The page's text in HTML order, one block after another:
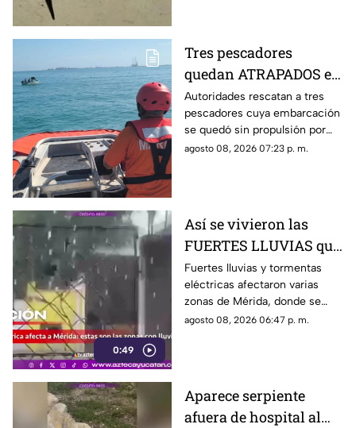
Tres pescadores
quedan ATRAPADOS en
altamar tras falla
mecánica; esto pasó al
final
Autoridades rescatan a tres
pescadores cuya embarcación
se quedó sin propulsión por
una falla mecánica cerca de la
agosto 08, 2026 07:23 p. m.
0:49
Así se vivieron las
FUERTES LLUVIAS que
azotaron Mérida este
sábado 8 de agosto
Fuertes lluvias y tormentas
eléctricas afectaron varias
zonas de Mérida, donde se
reportan rayos, viento y
agosto 08, 2026 06:47 p. m.
Aparece serpiente
afuera de hospital al